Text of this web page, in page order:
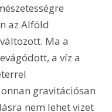
az Alföld
Ma a
a víz a
gravitációsan
nem lehet vizet